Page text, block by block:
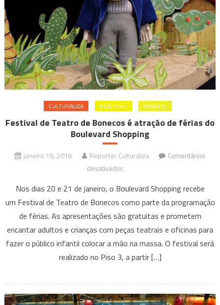
CULTURALIZA DIVERSÃO INFANTIL
Festival de Teatro de Bonecos é atração de férias do
Boulevard Shopping
janeiro 16, 2018 Reporter Culturaliza
Comentários
desativados
de
Teatro
de
Bonecos
é
atração
Boulevard
Nos dias 20 e 21 de janeiro, o Boulevard Shopping recebe
um Festival de Teatro de Bonecos como parte da programação
de férias. As apresentações são gratuitas e prometem
encantar adultos e crianças com peças teatrais e oficinas para
fazer o público infantil colocar a mão na massa. O festival será
realizado no Piso 3, a partir […]